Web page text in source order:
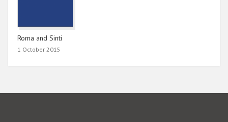
Roma and Sinti
1 October 2015